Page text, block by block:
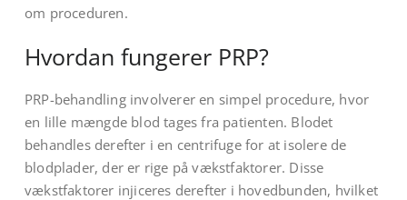
om proceduren.
Hvordan fungerer PRP?
PRP-behandling involverer en simpel procedure, hvor
en lille mængde blod tages fra patienten. Blodet
behandles derefter i en centrifuge for at isolere de
blodplader, der er rige på vækstfaktorer. Disse
vækstfaktorer injiceres derefter i hovedbunden, hvilket